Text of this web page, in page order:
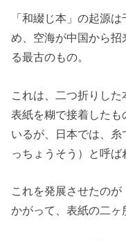
「和綴じ本」の起源
め、空海が中国から
る最古のもの。
これは、二つ折りし
表紙を糊で接着した
いるが、日本では、
っちょうそう）と呼ば
これを発展させたのが
かがって、表紙の二ヶ